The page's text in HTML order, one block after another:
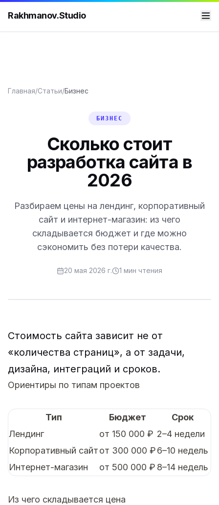
Rakhmanov.Studio
Главная/Статьи/Бизнес
БИЗНЕС
Сколько стоит
разработка сайта в
2026
Разбираем цены на лендинг, корпоративный
сайт и интернет-магазин: из чего
складывается бюджет и где можно
сэкономить без потери качества.
20 мая 2026 г. 1 мин чтения
Стоимость сайта зависит не от
«количества страниц», а от задачи,
дизайна, интеграций и сроков.
Ориентиры по типам проектов
Тип Бюджет
Срок
Лендинг
от 150 000 ₽ 2–4 недели
Корпоративный сайтот 300 000 ₽6–10 недель
Интернет-магазин
от 500 000 ₽ 8–14 недель
Из чего складывается цена